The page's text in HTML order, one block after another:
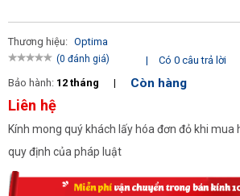
Thương hiệu: Optima
(0 đánh giá) |
Có 0 câu trả lời
Bảo hành: 12 tháng | Còn hàng
Liên hệ
Kính mong quý khách lấy hóa đơn đỏ khi mua
quy định của pháp luật